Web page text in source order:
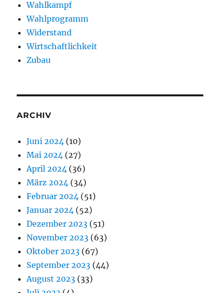
Wahlkampf
Wahlprogramm
Widerstand
Wirtschaftlichkeit
Zubau
ARCHIV
Juni 2024 (10)
Mai 2024 (27)
April 2024 (36)
März 2024 (34)
Februar 2024 (51)
Januar 2024 (52)
Dezember 2023 (51)
November 2023 (63)
Oktober 2023 (67)
September 2023 (44)
August 2023 (33)